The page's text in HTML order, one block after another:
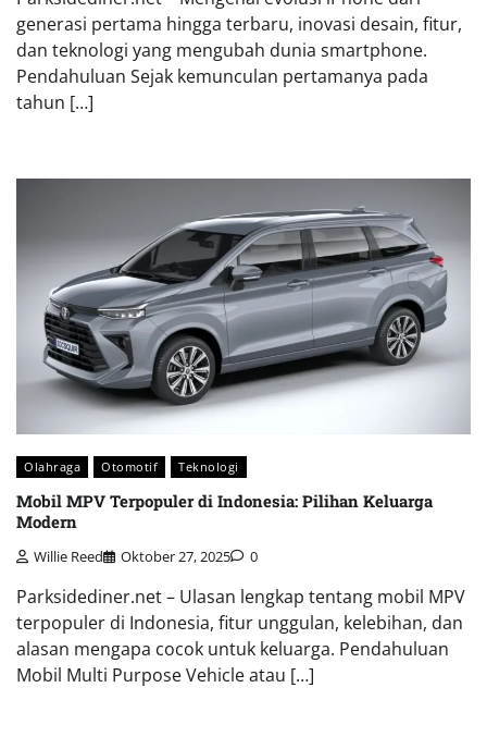
generasi pertama hingga terbaru, inovasi desain, fitur,
dan teknologi yang mengubah dunia smartphone.
Pendahuluan Sejak kemunculan pertamanya pada
tahun […]
Olahraga Otomotif Teknologi
Mobil MPV Terpopuler di Indonesia: Pilihan Keluarga
Modern
Willie Reed Oktober 27, 2025 0
Parksidediner.net – Ulasan lengkap tentang mobil MPV
terpopuler di Indonesia, fitur unggulan, kelebihan, dan
alasan mengapa cocok untuk keluarga. Pendahuluan
Mobil Multi Purpose Vehicle atau […]